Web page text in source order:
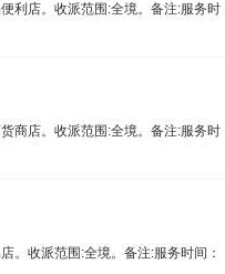
利店。收派范围:全境。备注:服务时
商店。收派范围:全境。备注:服务时
。收派范围:全境。备注:服务时间：